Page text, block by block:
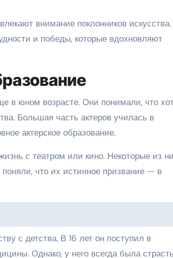
внимание поклонников искусства.
и победы, которые вдохновляют
в юном возрасте. Они понимали, что
Большая часть актеров училась в
актерское образование.
с театром или кино. Некоторые из
что их истинное призвание — в
с детства. В 16 лет он поступил в
Однако, у него всегда была